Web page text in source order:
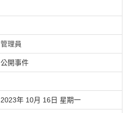
管理員
公開事件
2023年 10月 16日 星期一